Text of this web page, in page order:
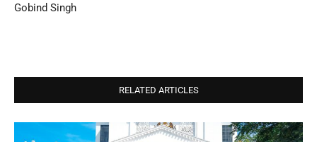
Gobind Singh
RELATED ARTICLES